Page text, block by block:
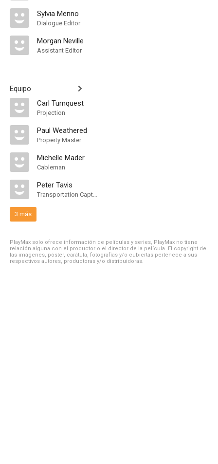
Sylvia Menno
Dialogue Editor
Morgan Neville
Assistant Editor
Equipo
Carl Turnquest
Projection
Paul Weathered
Property Master
Michelle Mader
Cableman
Peter Tavis
Transportation Captain
3 más
PlayMax solo ofrece información de películas y series, PlayMax no tiene
relación alguna con el productor o el director de la película. El copyright de
las imágenes, póster, carátula, fotografías y/o cubiertas pertenece a sus
respectivos autores, productoras y/o distribuidoras.